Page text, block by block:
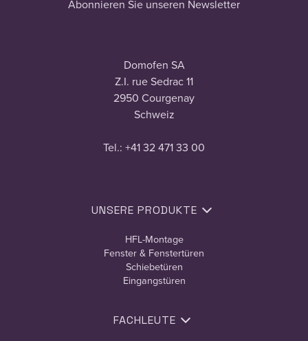
Abonnieren Sie unseren Newsletter
Domofen SA
Z.I. rue Sedrac 11
2950 Courgenay
Schweiz
Tel.: +41 32 471 33 00
UNSERE PRODUKTE
HFL-Montage
Fenster & Fenstertüren
Schiebetüren
Eingangstüren
FACHLEUTE